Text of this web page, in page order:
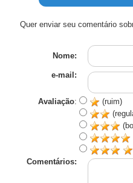
Quer enviar seu comentário
Nome:
e-mail:
Avaliação:
(ruim)
Comentários: